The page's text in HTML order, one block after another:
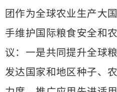
团作为全球农业生产大
手维护国际粮食安全和
议：一是共同提升全球
发达国家和地区种子、